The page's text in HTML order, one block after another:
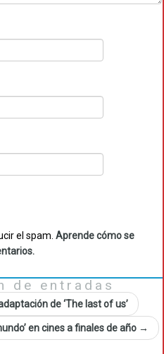
el spam. Aprende cómo se
de entradas
de ‘The last of us’
en cines a finales de año →